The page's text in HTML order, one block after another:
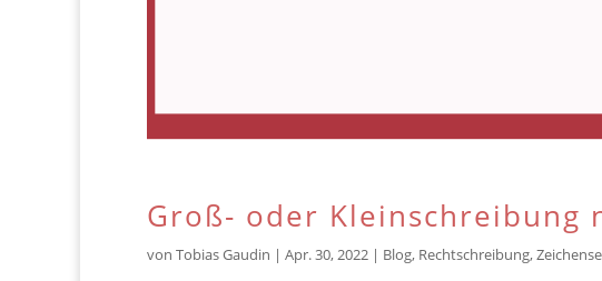
Groß- oder Kleinschreibung
von Tobias Gaudin | Apr. 30, 2022 | Blog, Rechtschreibung,